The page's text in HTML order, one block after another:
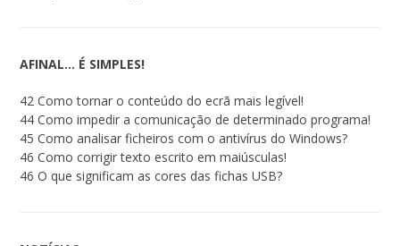
AFINAL… É SIMPLES!
42 Como tornar o conteúdo do ecrã mais legível!
44 Como impedir a comunicação de determinado programa!
45 Como analisar ficheiros com o antivírus do Windows?
46 Como corrigir texto escrito em maiúsculas!
46 O que significam as cores das fichas USB?